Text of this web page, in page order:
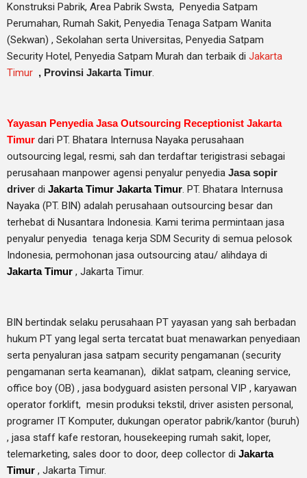
Konstruksi Pabrik, Area Pabrik Swsta, Penyedia Satpam
Perumahan, Rumah Sakit, Penyedia Tenaga Satpam Wanita
(Sekwan) , Sekolahan serta Universitas, Penyedia Satpam
Security Hotel, Penyedia Satpam Murah dan terbaik di Jakarta
Timur , Provinsi Jakarta Timur.
Yayasan Penyedia Jasa Outsourcing Receptionist Jakarta
Timur dari PT. Bhatara Internusa Nayaka perusahaan
outsourcing legal, resmi, sah dan terdaftar terigistrasi sebagai
perusahaan manpower agensi penyalur penyedia Jasa sopir
driver di Jakarta Timur Jakarta Timur. PT. Bhatara Internusa
Nayaka (PT. BIN) adalah perusahaan outsourcing besar dan
terhebat di Nusantara Indonesia. Kami terima permintaan jasa
penyalur penyedia tenaga kerja SDM Security di semua pelosok
Indonesia, permohonan jasa outsourcing atau/ alihdaya di
Jakarta Timur , Jakarta Timur.
BIN bertindak selaku perusahaan PT yayasan yang sah berbadan
hukum PT yang legal serta tercatat buat menawarkan penyediaan
serta penyaluran jasa satpam security pengamanan (security
pengamanan serta keamanan), diklat satpam, cleaning service,
office boy (OB) , jasa bodyguard asisten personal VIP , karyawan
operator forklift, mesin produksi tekstil, driver asisten personal,
programer IT Komputer, dukungan operator pabrik/kantor (buruh)
, jasa staff kafe restoran, housekeeping rumah sakit, loper,
telemarketing, sales door to door, deep collector di Jakarta
Timur , Jakarta Timur.